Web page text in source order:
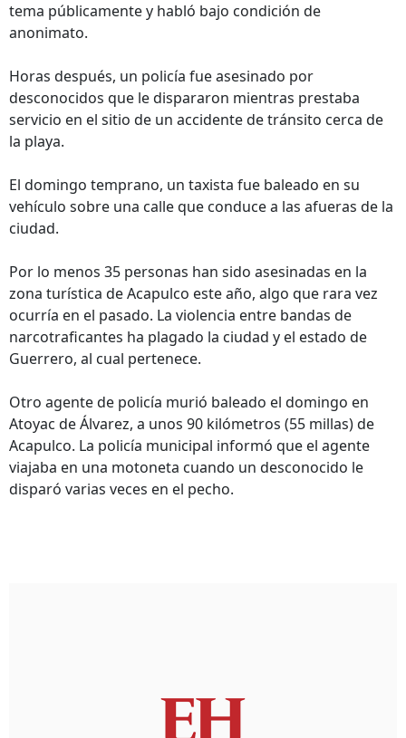
tema públicamente y habló bajo condición de
anonimato.
Horas después, un policía fue asesinado por
desconocidos que le dispararon mientras prestaba
servicio en el sitio de un accidente de tránsito cerca de
la playa.
El domingo temprano, un taxista fue baleado en su
vehículo sobre una calle que conduce a las afueras de la
ciudad.
Por lo menos 35 personas han sido asesinadas en la
zona turística de Acapulco este año, algo que rara vez
ocurría en el pasado. La violencia entre bandas de
narcotraficantes ha plagado la ciudad y el estado de
Guerrero, al cual pertenece.
Otro agente de policía murió baleado el domingo en
Atoyac de Álvarez, a unos 90 kilómetros (55 millas) de
Acapulco. La policía municipal informó que el agente
viajaba en una motoneta cuando un desconocido le
disparó varias veces en el pecho.